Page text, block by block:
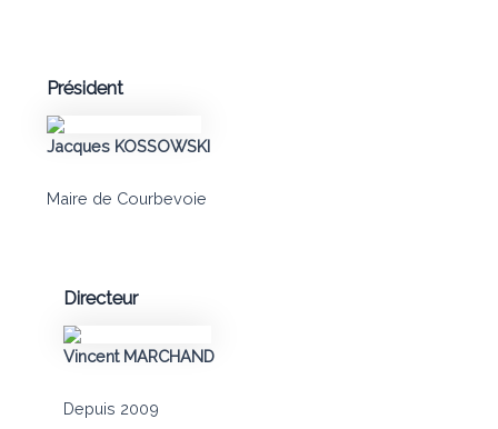
Président
Jacques KOSSOWSKI
Maire de Courbevoie
Directeur
Vincent MARCHAND
Depuis 2009